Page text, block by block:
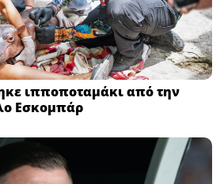
ιπποποταμάκι από την
Εσκομπάρ